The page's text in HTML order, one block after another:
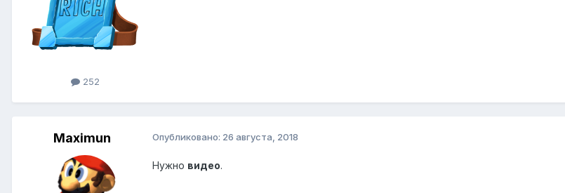
252
Maximun Опубликовано: 26 августа, 2018
Нужно видео.